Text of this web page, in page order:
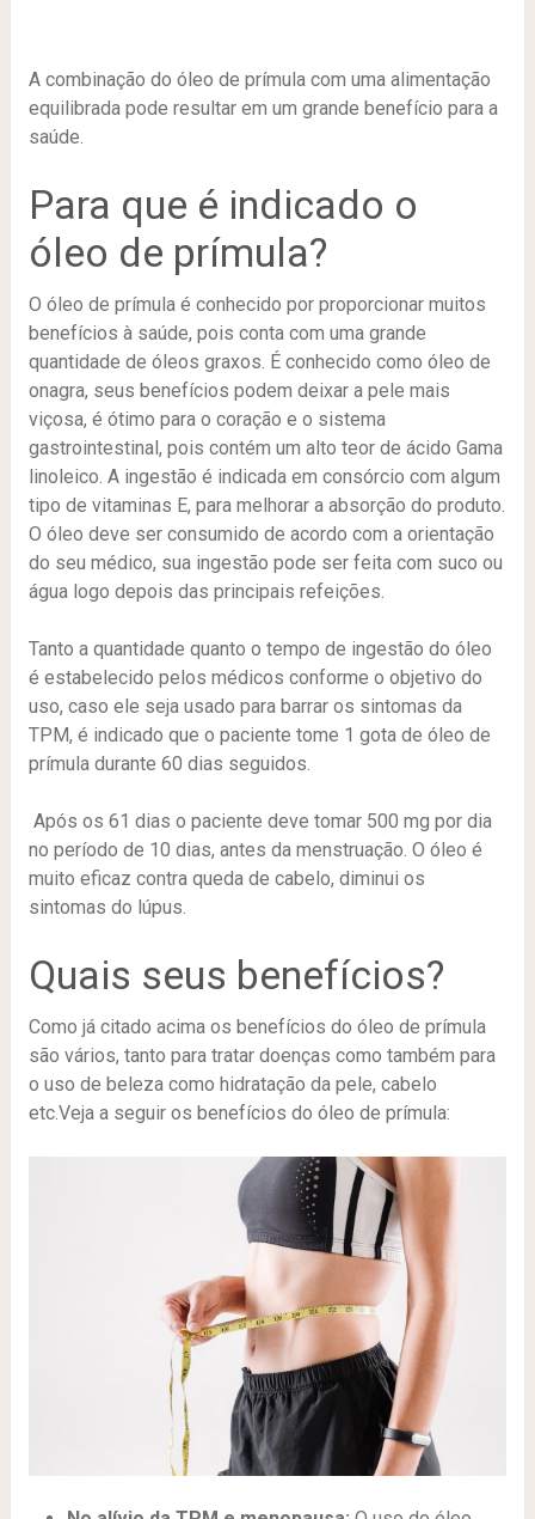
A combinação do óleo de prímula com uma alimentação
equilibrada pode resultar em um grande benefício para a
saúde.
Para que é indicado o
óleo de prímula?
O óleo de prímula é conhecido por proporcionar muitos
benefícios à saúde, pois conta com uma grande
quantidade de óleos graxos. É conhecido como óleo de
onagra, seus benefícios podem deixar a pele mais
viçosa, é ótimo para o coração e o sistema
gastrointestinal, pois contém um alto teor de ácido Gama
linoleico. A ingestão é indicada em consórcio com algum
tipo de vitaminas E, para melhorar a absorção do produto.
O óleo deve ser consumido de acordo com a orientação
do seu médico, sua ingestão pode ser feita com suco ou
água logo depois das principais refeições.
Tanto a quantidade quanto o tempo de ingestão do óleo
é estabelecido pelos médicos conforme o objetivo do
uso, caso ele seja usado para barrar os sintomas da
TPM, é indicado que o paciente tome 1 gota de óleo de
prímula durante 60 dias seguidos.
Após os 61 dias o paciente deve tomar 500 mg por dia
no período de 10 dias, antes da menstruação. O óleo é
muito eficaz contra queda de cabelo, diminui os
sintomas do lúpus.
Quais seus benefícios?
Como já citado acima os benefícios do óleo de prímula
são vários, tanto para tratar doenças como também para
o uso de beleza como hidratação da pele, cabelo
etc.Veja a seguir os benefícios do óleo de prímula: